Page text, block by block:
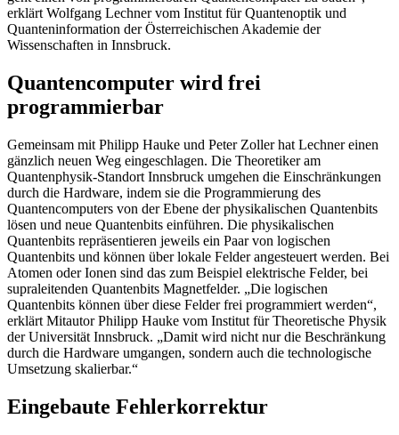
erklärt Wolfgang Lechner vom Institut für Quantenoptik und
Quanteninformation der Österreichischen Akademie der
Wissenschaften in Innsbruck.
Quantencomputer wird frei
programmierbar
Gemeinsam mit Philipp Hauke und Peter Zoller hat Lechner einen
gänzlich neuen Weg eingeschlagen. Die Theoretiker am
Quantenphysik-Standort Innsbruck umgehen die Einschränkungen
durch die Hardware, indem sie die Programmierung des
Quantencomputers von der Ebene der physikalischen Quantenbits
lösen und neue Quantenbits einführen. Die physikalischen
Quantenbits repräsentieren jeweils ein Paar von logischen
Quantenbits und können über lokale Felder angesteuert werden. Bei
Atomen oder Ionen sind das zum Beispiel elektrische Felder, bei
supraleitenden Quantenbits Magnetfelder. „Die logischen
Quantenbits können über diese Felder frei programmiert werden“,
erklärt Mitautor Philipp Hauke vom Institut für Theoretische Physik
der Universität Innsbruck. „Damit wird nicht nur die Beschränkung
durch die Hardware umgangen, sondern auch die technologische
Umsetzung skalierbar.“
Eingebaute Fehlerkorrektur